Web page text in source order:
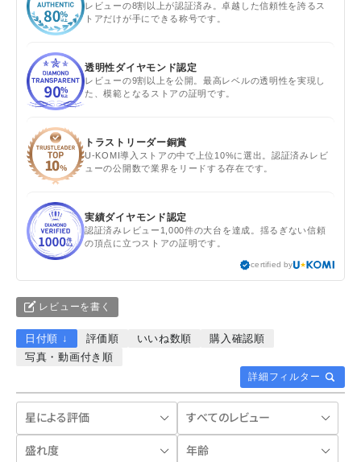
レビューの8割以上が認証済み。卓越した信頼性を誇るス
トアだけが手にできる称号です。
透明性ダイヤモンド認定
レビューの9割以上を公開。最高レベルの透明性を実現し
た、模範となるストアの証明です。
トラストリーダー銅賞
U-KOMI導入ストアの中で上位10%に選出。認証済みレビ
ューの公開数で業界をリードする存在です。
実績ダイヤモンド認定
認証済みレビュー1,000件の大台を達成。揺るぎない信頼
の頂点に立つストアの証明です。
certified by
レビューを書く
詳細フィルター
日付順 ↓ 評価順 いいね数順
購入確認順
写真・動画付き順